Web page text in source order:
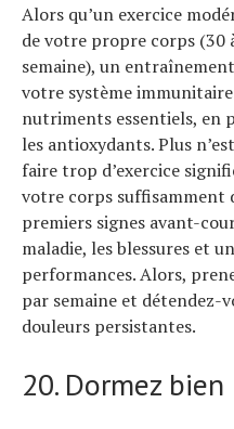
Alors qu’un exercice
de votre propre corps (30
semaine), un
votre système
nutriments essentiels, en
les antioxydants. Plus
faire trop d’exercice
votre corps suffisamment
premiers signes avant-
maladie, les blessures et
performances. Alors,
par semaine et détendez-
douleurs persistantes.
20. Dormez bien